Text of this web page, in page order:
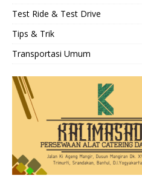
Test Ride & Test Drive
Tips & Trik
Transportasi Umum